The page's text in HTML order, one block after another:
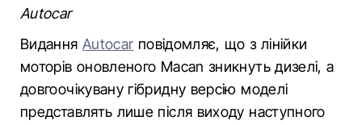
Autocar
Видання Autocar повідомляє, що з лінійки
моторів оновленого Macan зникнуть дизелі, а
довгоочікувану гібридну версію моделі
представлять лише після виходу наступного